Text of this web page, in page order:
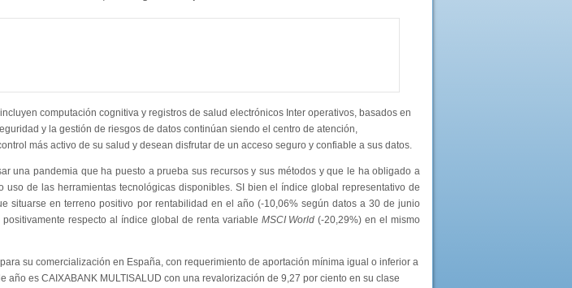
computación cognitiva y registros de salud electrónicos Inter operativos, basados en
y la gestión de riesgos de datos continúan siendo el centro de atención,
más activo de su salud y desean disfrutar de un acceso seguro y confiable a sus datos.
una pandemia que ha puesto a prueba sus recursos y sus métodos y que le ha obligado a
uso de las herramientas tecnológicas disponibles. SI bien el índice global representativo de
situarse en terreno positivo por rentabilidad en el año (-10,06% según datos a 30 de junio
respecto al índice global de renta variable MSCI World(-20,29%) en el mismo
su comercialización en España, con requerimiento de aportación mínima igual o inferior a
año es CAIXABANK MULTISALUD con una revalorización de 9,27 por ciento en su clase